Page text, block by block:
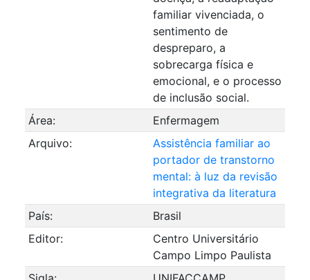
familiar vivenciada, o
sentimento de
despreparo, a
sobrecarga física e
emocional, e o processo
de inclusão social.
Área:
Enfermagem
Arquivo:
Assistência familiar ao
portador de transtorno
mental: à luz da revisão
integrativa da literatura
País:
Brasil
Editor:
Centro Universitário
Campo Limpo Paulista